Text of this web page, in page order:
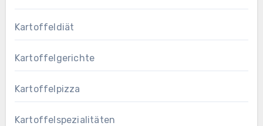
Kartoffeldiät
Kartoffelgerichte
Kartoffelpizza
Kartoffelspezialitäten